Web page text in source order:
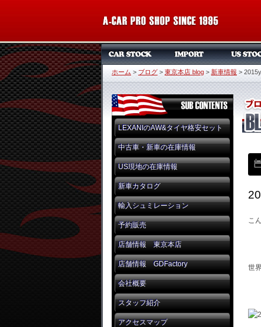
ホーム > ブログ > 東京本店 blog > 新車情報 >
LEXANIのAW&タイヤ格安セット
中古車・新車の在庫情報
US現地の在庫情報
新車カタログ
輸入シュミレーション
予約販売
店舗情報 東京本店
店舗情報 GDFactory
会社概要
スタッフ紹介
アクセスマップ
こ
世